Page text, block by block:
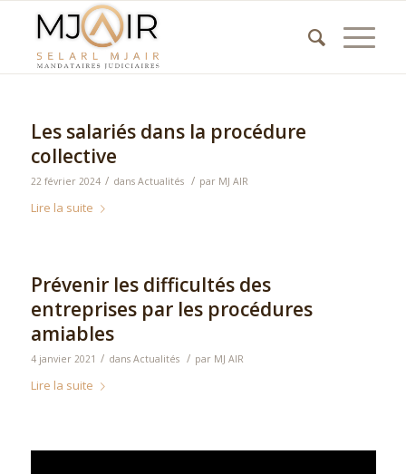
Les salariés dans la procédure
collective
22 février 2024 / dans Actualités / par MJ AIR
Lire la suite
Prévenir les difficultés des
entreprises par les procédures
amiables
4 janvier 2021 / dans Actualités / par MJ AIR
Lire la suite